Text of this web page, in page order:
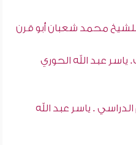
محمد شعبان أبو قرن
ياسر عبد الله الحوري
. ياسر عبد الله